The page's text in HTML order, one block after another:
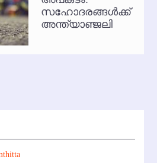
പിരിവ് : പരാതി തള്ളി
സഹോദരങ്ങള്‍ക്ക്
അന്ത്യാഞ്ജലി